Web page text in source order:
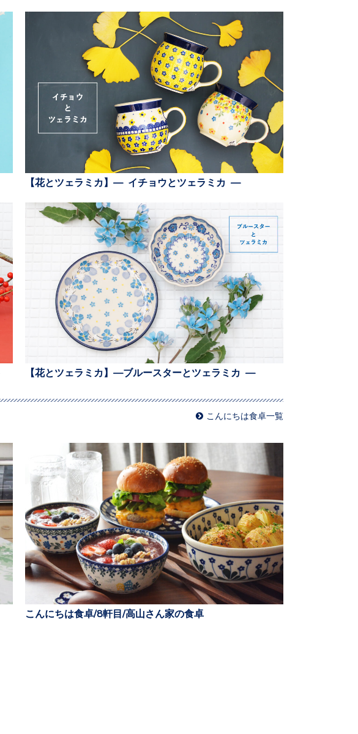
【花とツェラミカ】— イチョウとツェラミカ —
【花とツェラミカ】—ブルースターとツェラミカ —
こんにちは食卓一覧
こんにちは食卓/8軒目/高山さん家の食卓